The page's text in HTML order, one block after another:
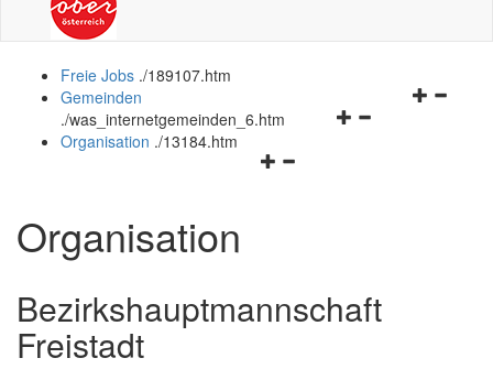
Freie Jobs ./189107.htm
Navigationsmenü
Gemeinden
./was_internetgemeinden_6.htm
Navigationsmenü
Organisation ./13184.htm
Organisation
Bezirkshauptmannschaft
Freistadt